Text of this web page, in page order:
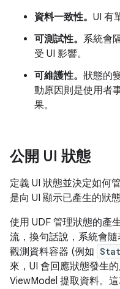
資料一致性。 UI 有
可測試性。 系統會
受 UI 影響。
可維護性。 狀態的
動原因則是使用者
果。
公開 UI 狀態
定義 UI 狀態並決定如何
是向 UI 顯示已產生的狀態
使用 UDF 管理狀態的產
流，換句話說，系統會
觀測資料容器 (例如
來，UI 會回應狀態發生
ViewModel 提取資料。